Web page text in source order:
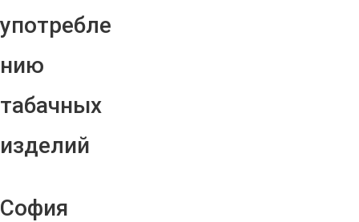
употребле
нию
табачных
изделий
София